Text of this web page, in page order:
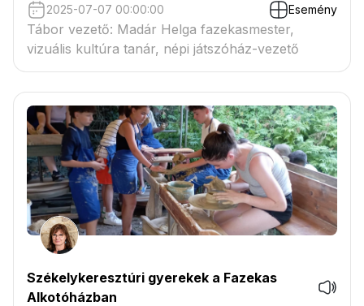
2025-07-07 00:00:00 Esemény
Tábor vezető: Madár Helga fazekasmester,
vizuális kultúra tanár, népi játszóház-vezető
Székelykeresztúri gyerekek a Fazekas
Alkotóházban